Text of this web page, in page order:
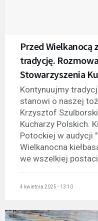
Przed Wielkanocą
tradycję.
Stowarzyszenia
Kontynuujmy
stanowi o naszej
Krzysztof
Kucharzy Polskich.
Potockiej w audycji
Wielkanocna
we wszelkiej postaci,
4 kwietnia 2025 - 13:10